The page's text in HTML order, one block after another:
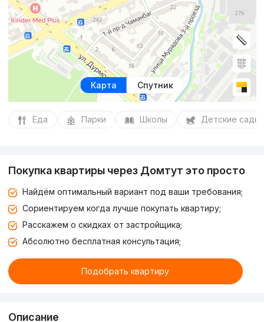
Карта Спутник
Еда Парки Школы Детские сады
Покупка квартиры через Домтут это просто
Найдём оптимальный вариант под ваши требования;
Сориентируем когда лучше покупать квартиру;
Расскажем о скидках от застройщика;
Абсолютно бесплатная консультация;
Подобрать квартиру
Описание